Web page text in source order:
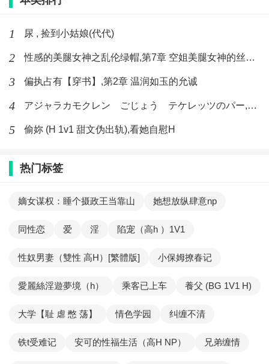
1 尿 , 捡到小姑娘(代代)
2 性感的美腿女神之乱伦绿帽,第7章 空姐美腿女神的丝袜足交
3 偏执占有【穿书】,第2章 温润如玉的允诚
4 アジャラカモクレン ごじょう テケレッツのパー,【No. 42 Rube Goldberg Machine】十四
5 偷妳 (H 1v1 甜文伪出轨),看她自慰H
热门标签
嫡女谋权：睡个摄政王当靠山 她想放纵肆意np
同性恋 爱 淫 陷宠（高h ）1V1
性奴男妻（雙性 高H）[繁體版] 小保姆撩春记
愛麗絲淫遊夢境（h） 乘客已上车 養父 (BG 1V1 H)
大学【耻 虐 憋 荡】 情色学园 纠缠不清
铁t受难记 安可的性福生活（高H NP） 兄弟缠情